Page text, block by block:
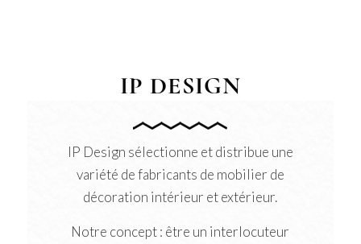
IP DESIGN
IP Design sélectionne et distribue une
variété de fabricants de mobilier de
décoration intérieur et extérieur.
Notre concept : être un interlocuteur